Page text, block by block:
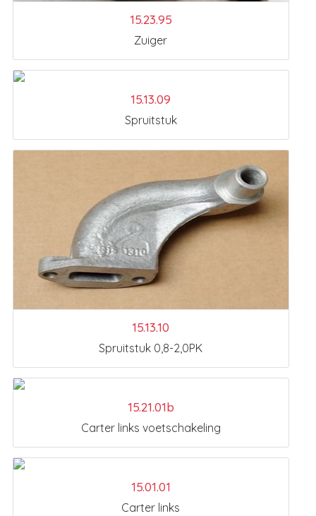
15.23.95
Zuiger
15.13.09
Spruitstuk
15.13.10
Spruitstuk 0,8-2,0PK
15.21.01b
Carter links voetschakeling
15.01.01
Carter links